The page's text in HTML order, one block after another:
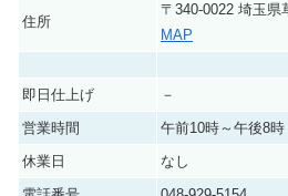
住所
〒340-0022 埼玉県
MAP
即日仕上げ
－
営業時間
午前10時～午後8時
休業日
なし